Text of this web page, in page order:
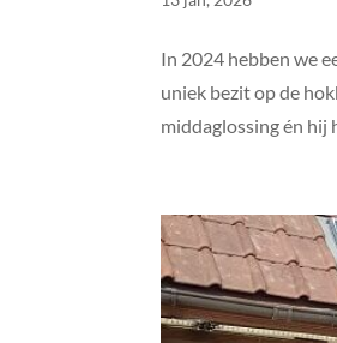
In 2024 hebben we
uniek bezit op de
middaglossing én hij